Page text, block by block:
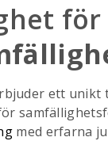
för
ett unikt
med erfarna